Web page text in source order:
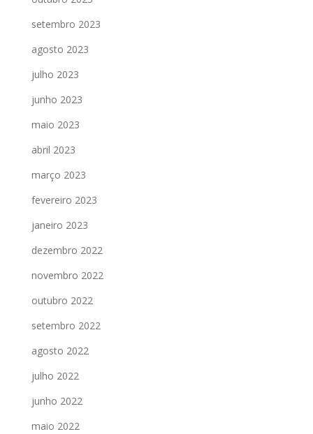
setembro 2023
agosto 2023
julho 2023
junho 2023
maio 2023
abril 2023
março 2023
fevereiro 2023
janeiro 2023
dezembro 2022
novembro 2022
outubro 2022
setembro 2022
agosto 2022
julho 2022
junho 2022
maio 2022